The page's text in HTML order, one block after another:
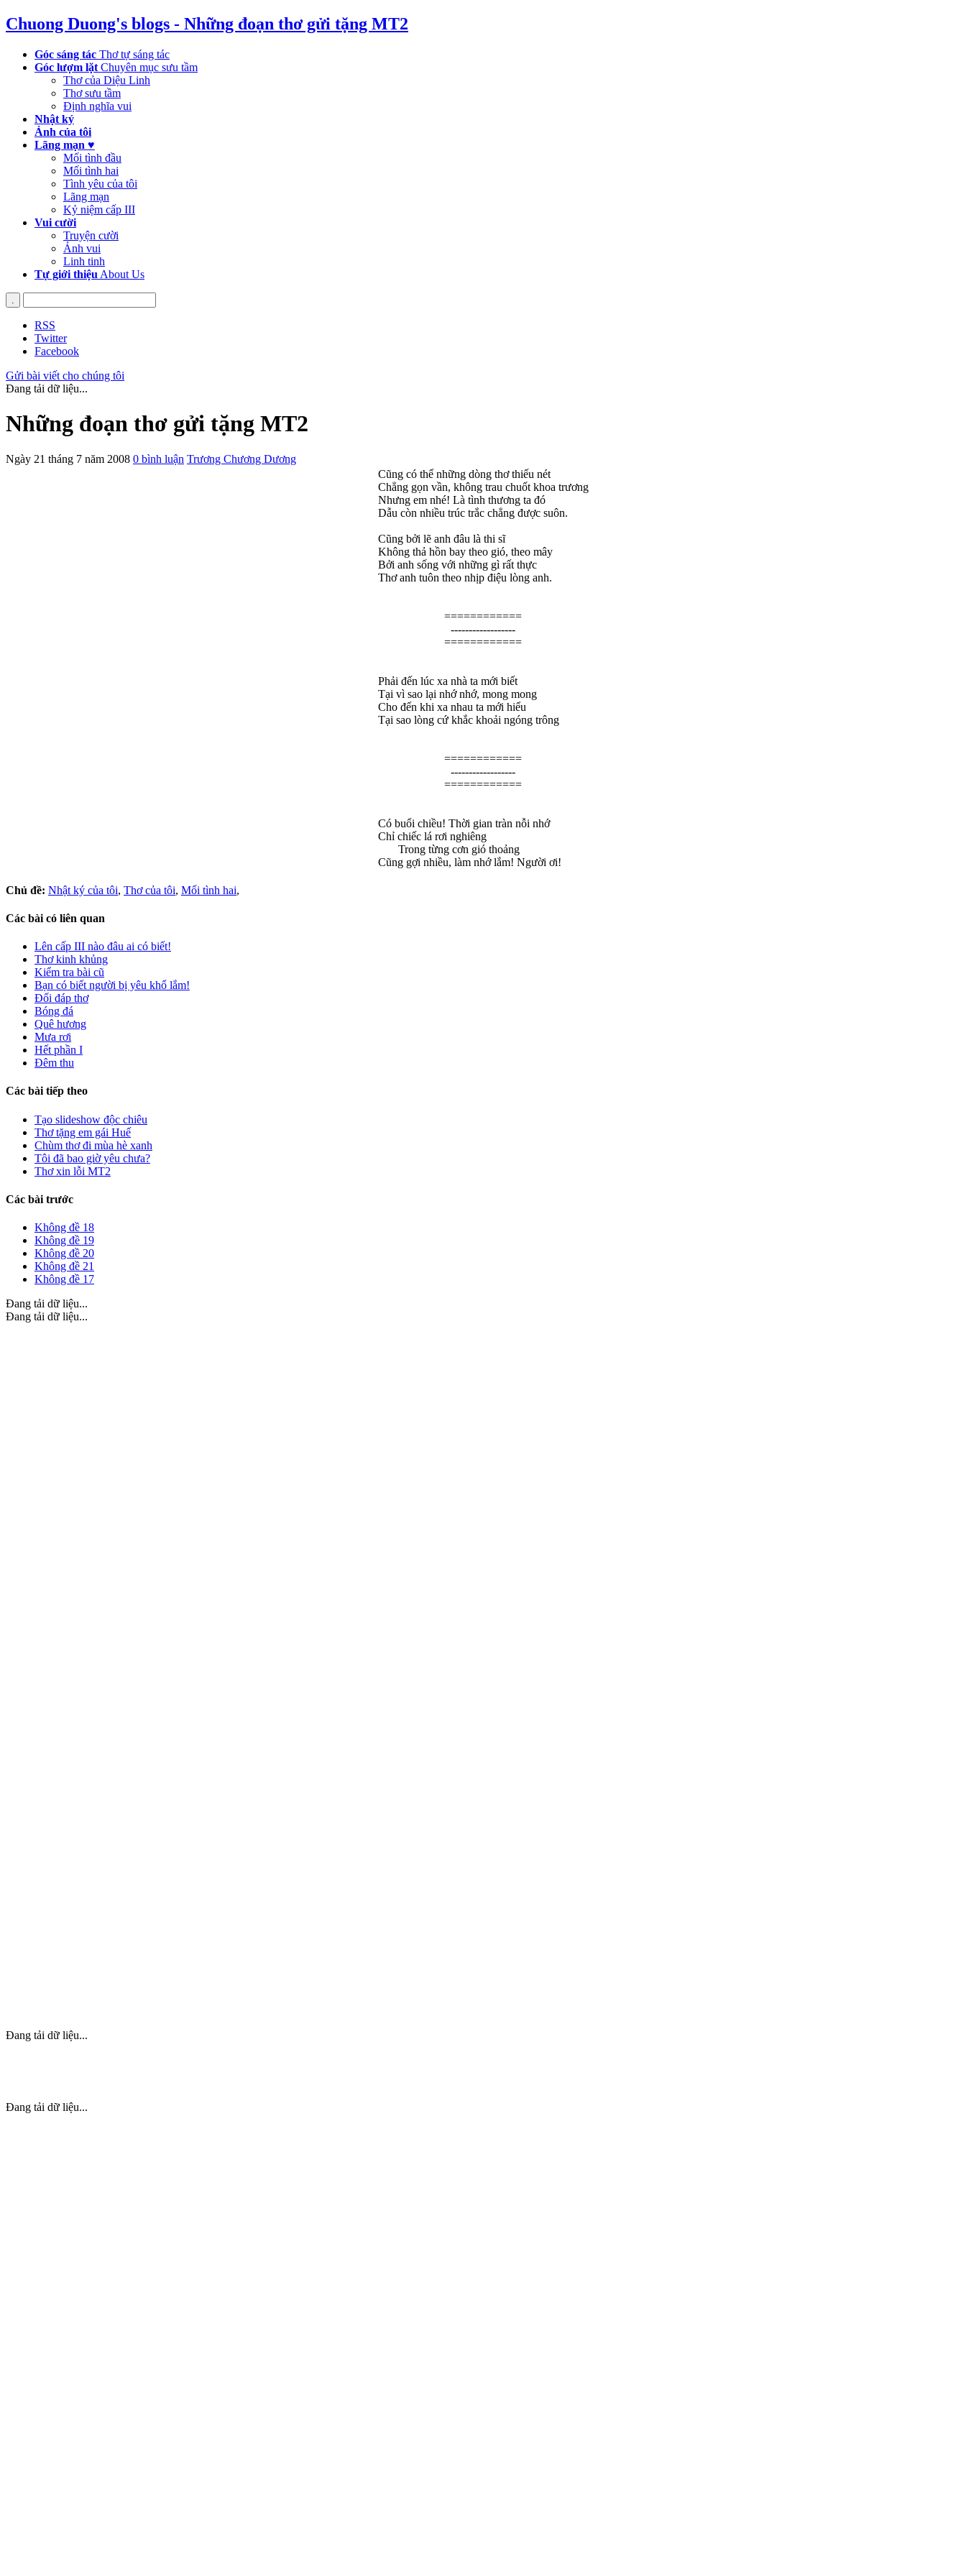
Chuong Duong's blogs - Những đoạn thơ gửi tặng MT2
Góc sáng tác Thơ tự sáng tác
Góc lượm lặt Chuyên mục sưu tầm
Thơ của Diệu Linh
Thơ sưu tầm
Định nghĩa vui
Nhật ký
Ảnh của tôi
Lãng mạn ♥
Mối tình đầu
Mối tình hai
Tình yêu của tôi
Lãng mạn
Kỷ niệm cấp III
Vui cười
Truyện cười
Ảnh vui
Linh tinh
Tự giới thiệu About Us
RSS
Twitter
Facebook
Gửi bài viết cho chúng tôi
Đang tải dữ liệu...
Những đoạn thơ gửi tặng MT2
Ngày 21 tháng 7 năm 2008 0 bình luận Trương Chương Dương
Cũng có thể những dòng thơ thiếu nét
Chẳng gọn vần, không trau chuốt khoa trương
Nhưng em nhé! Là tình thương ta đó
Dẫu còn nhiều trúc trắc chẳng được suôn.
Cũng bởi lẽ anh đâu là thi sĩ
Không thả hồn bay theo gió, theo mây
Bởi anh sống với những gì rất thực
Thơ anh tuôn theo nhịp điệu lòng anh.
============
------------------
============
Phải đến lúc xa nhà ta mới biết
Tại vì sao lại nhớ nhớ, mong mong
Cho đến khi xa nhau ta mới hiểu
Tại sao lòng cứ khắc khoải ngóng trông
============
------------------
============
Có buổi chiều! Thời gian tràn nỗi nhớ
Chỉ chiếc lá rơi nghiêng
Trong từng cơn gió thoảng
Cũng gợi nhiều, làm nhớ lắm! Người ơi!
Chủ đề: Nhật ký của tôi, Thơ của tôi, Mối tình hai,
Các bài có liên quan
Lên cấp III nào đâu ai có biết!
Thơ kinh khủng
Kiểm tra bài cũ
Bạn có biết người bị yêu khổ lắm!
Đối đáp thơ
Bóng đá
Quê hương
Mưa rơi
Hết phần I
Đêm thu
Các bài tiếp theo
Tạo slideshow độc chiêu
Thơ tặng em gái Huế
Chùm thơ đi mùa hè xanh
Tôi đã bao giờ yêu chưa?
Thơ xin lỗi MT2
Các bài trước
Không đề 18
Không đề 19
Không đề 20
Không đề 21
Không đề 17
Đang tải dữ liệu...
Đang tải dữ liệu...
Đang tải dữ liệu...
Đang tải dữ liệu...